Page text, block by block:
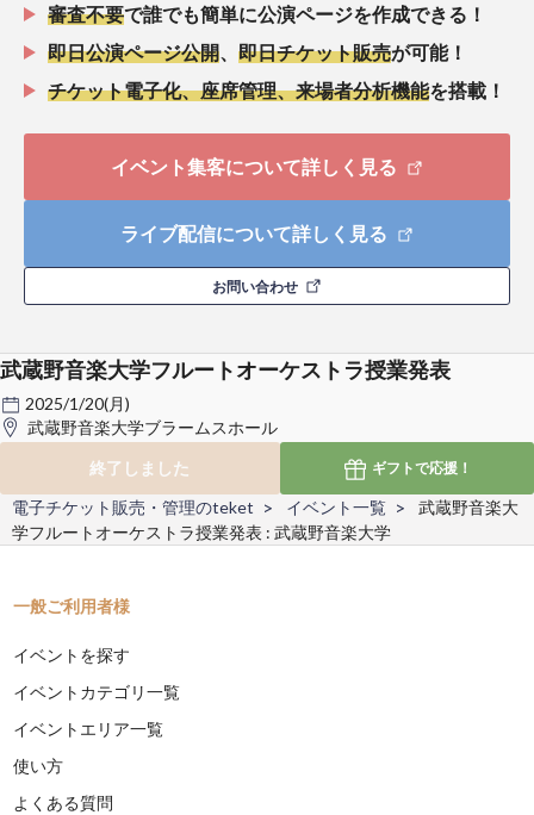
審査不要で誰でも簡単に公演ページを作成できる！
即日公演ページ公開
即日チケット販売が可能！
チケット電子化、座席管理、来場者分析機能を搭載！
イベント集客について詳しく見る
ライブ配信について詳しく見る
お問い合わせ
武蔵野音楽大学フルートオーケストラ授業発表
2025/1/20(月)
武蔵野音楽大学ブラームスホール
終了しました
ギフトで応援！
電子チケット販売・管理のteket イベント一覧
武蔵野音楽大
学フルートオーケストラ授業発表 : 武蔵野音楽大学
一般ご利用者様
イベントを探す
イベントカテゴリ一覧
イベントエリア一覧
使い方
よくある質問